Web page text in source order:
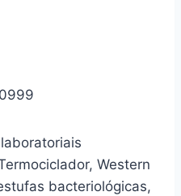
Western
bacteriológicas,